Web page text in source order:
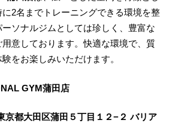
2名までトレーニングできる環境を整
ソナルジムとしては珍しく、豊富な
用意しております。快適な環境で、質
をお楽しみいただけます。
GYM蒲田店
京都大田区蒲田５丁目１２−２ バリア